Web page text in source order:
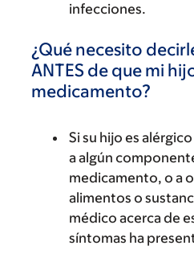
infecciones.
¿Qué necesito
ANTES de que mi
medicamento?
Si su hijo es
a algún
medicamento, o a
alimentos o
médico acerca de
síntomas ha